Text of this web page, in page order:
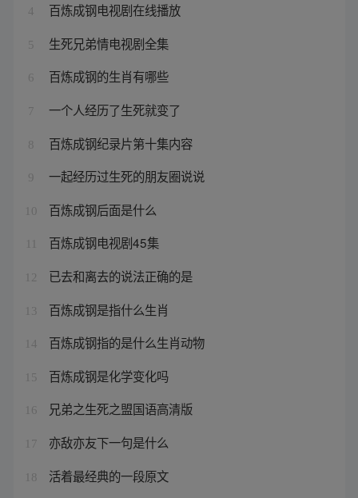
4 百炼成钢电视剧在线播放
5 生死兄弟情电视剧全集
6 百炼成钢的生肖有哪些
7 一个人经历了生死就变了
8 百炼成钢纪录片第十集内容
9 一起经历过生死的朋友圈说说
10 百炼成钢后面是什么
百炼成钢电视剧45集
12 已去和离去的说法正确的是
13 百炼成钢是指什么生肖
14 百炼成钢指的是什么生肖动物
15 百炼成钢是化学变化吗
16 兄弟之生死之盟国语高清版
17 亦敌亦友下一句是什么
18 活着最经典的一段原文